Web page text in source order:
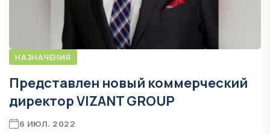
НАЗНАЧЕНИЯ
Представлен новый коммерческий
директор VIZANT GROUP
6 ИЮЛ. 2022